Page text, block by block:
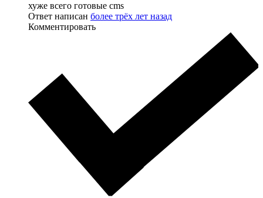
хуже всего готовые cms
Ответ написан более трёх лет назад
Комментировать